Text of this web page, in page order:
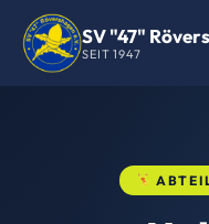
SV "47"
SEIT 1947